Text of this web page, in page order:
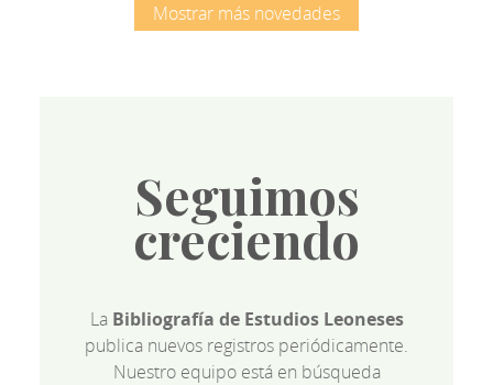
Mostrar más novedades
Seguimos
creciendo
La Bibliografía de Estudios Leoneses
publica nuevos registros periódicamente.
Nuestro equipo está en búsqueda